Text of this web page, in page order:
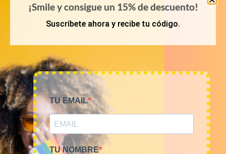
KILOS
Mix camisetas Cartoons
9€/Kg
45,00€–180,00 € (sin IVA)
¡Smile y consigue un 15% de descuento!
Suscríbete ahora y recibe tu código.
TU EMAIL
TU NOMBRE